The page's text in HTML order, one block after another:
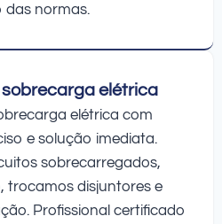
das normas.
elétrica
elétrica com
e solução imediata.
sobrecarregados,
trocamos disjuntores e
Profissional certificado